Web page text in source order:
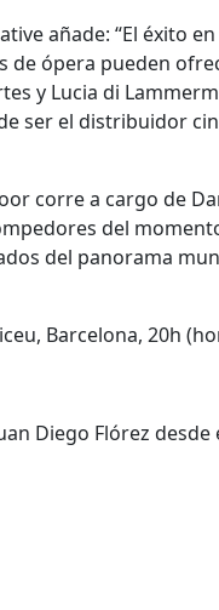
añade: “El éxito
ópera pueden
y Lucia di
ser el distribuidor
corre a cargo de
del
del panorama
Barcelona, 20h